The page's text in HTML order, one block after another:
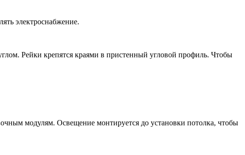
электроснабжение.
Рейки крепятся краями в пристенный угловой профиль. Чтобы
модулям. Освещение монтируется до установки потолка, чтобы